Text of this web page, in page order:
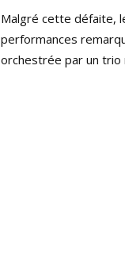
Malgré cette défaite,
performances
orchestrée par un trio